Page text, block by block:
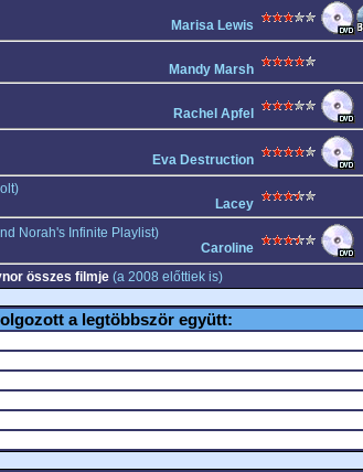
Marisa Lewis
Mandy Marsh
Rachel Apfel
Eva Destruction
Lacey
Norah's Infinite Playlist)
Caroline
összes filmje(a 2008 előttiek is)
a legtöbbször együtt: